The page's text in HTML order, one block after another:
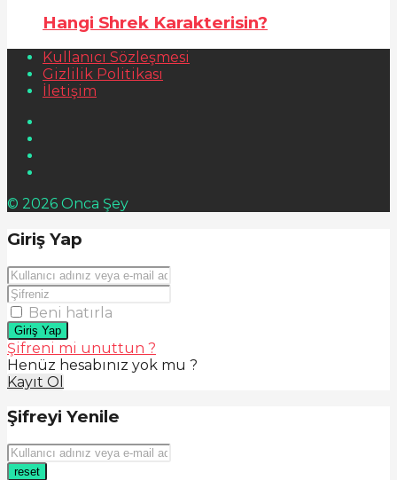
Hangi Shrek Karakterisin?
Kullanıcı Sözleşmesi
Gizlilik Politikası
İletişim
© 2026 Onca Şey
Giriş Yap
Beni hatırla
Giriş Yap
Şifreni mi unuttun ?
Henüz hesabınız yok mu ?
Kayıt Ol
Şifreyi Yenile
reset